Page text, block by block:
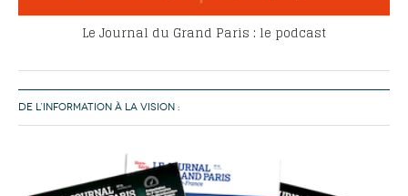
Le Journal du Grand Paris : le podcast
DE L’INFORMATION À LA VISION :